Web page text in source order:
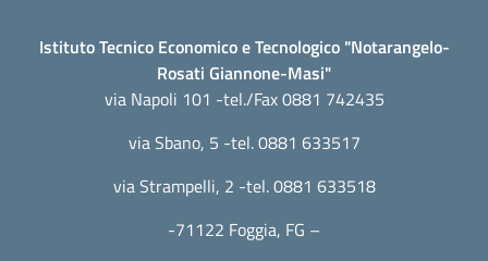
Istituto Tecnico Economico e Tecnologico "Notarangelo-
Rosati Giannone-Masi"
via Napoli 101 -tel./Fax 0881 742435
via Sbano, 5 -tel. 0881 633517
via Strampelli, 2 -tel. 0881 633518
-71122 Foggia, FG –